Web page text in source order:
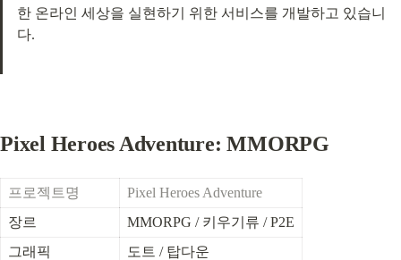
한 온라인 세상을 실현하기 위한 서비스를 개발하고 있습니
다.
Pixel Heroes Adventure: MMORPG
프로젝트명
Pixel Heroes Adventure
장르
MMORPG / 키우기류 / P2E
그래픽
도트 / 탑다운